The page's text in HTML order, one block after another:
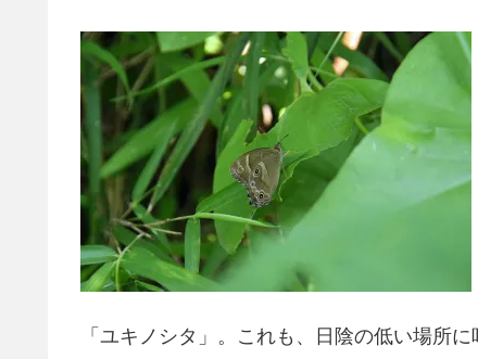
「ユキノシタ」。これも、日陰の低い場所に